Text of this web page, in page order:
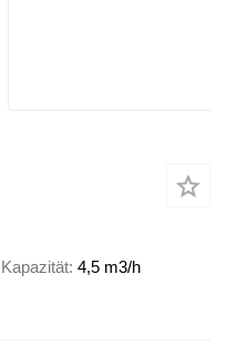
Kapazität 4,5 m3/h